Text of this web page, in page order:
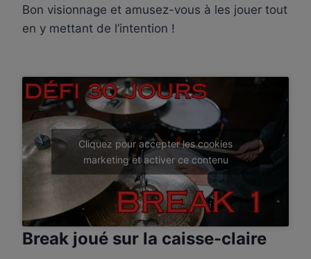
Bon visionnage et amusez-vous à les jouer tout
en y mettant de l’intention !
Cliquez pour accepter les cookies
marketing et activer ce contenu
Break joué sur la caisse-claire